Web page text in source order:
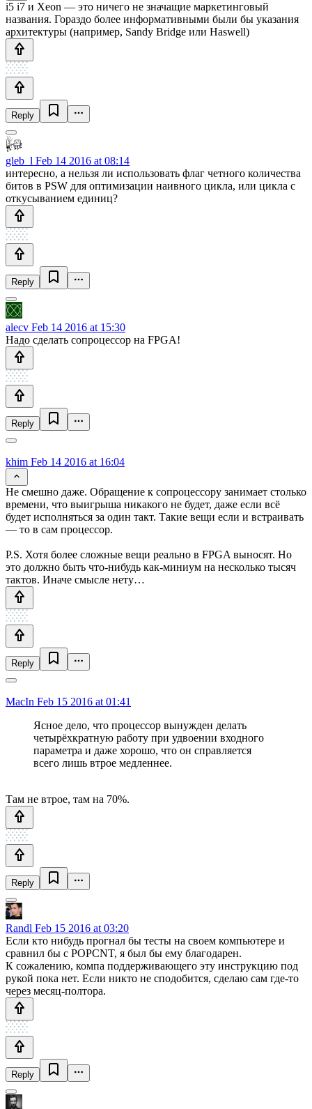
i5 i7 и Xeon — это ничего не значащие маркетинговый
названия. Гораздо более информативными были бы указания
архитектуры (например, Sandy Bridge или Haswell)
Reply
gleb_l Feb 14 2016 at 08:14
интересно, а нельзя ли использовать флаг четного количества
битов в PSW для оптимизации наивного цикла, или цикла с
откусыванием единиц?
Reply
alecv Feb 14 2016 at 15:30
Надо сделать сопроцессор на FPGA!
Reply
khim Feb 14 2016 at 16:04
Не смешно даже. Обращение к сопроцессору занимает столько
времени, что выигрыша никакого не будет, даже если всё
будет исполняться за один такт. Такие вещи если и встраивать
— то в сам процессор.
P.S. Хотя более сложные вещи реально в FPGA выносят. Но
это должно быть что-нибудь как-миниум на несколько тысяч
тактов. Иначе смысле нету…
Reply
MacIn Feb 15 2016 at 01:41
Ясное дело, что процессор вынужден делать
четырёхкратную работу при удвоении входного
параметра и даже хорошо, что он справляется
всего лишь втрое медленнее.
Там не втрое, там на 70%.
Reply
Randl Feb 15 2016 at 03:20
Если кто нибудь прогнал бы тесты на своем компьютере и
сравнил бы с POPCNT, я был бы ему благодарен.
К сожалению, компа поддерживающего эту инструкцию под
рукой пока нет. Если никто не сподобится, сделаю сам где-то
через месяц-полтора.
Reply